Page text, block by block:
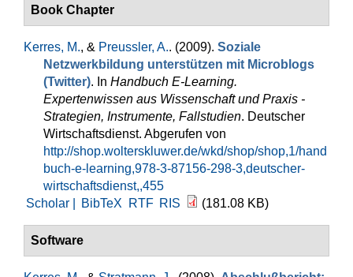
Book Chapter
Kerres, M., & Preussler, A.. (2009). Soziale
Netzwerkbildung unterstützen mit Microblogs
(Twitter). In Handbuch E-Learning.
Expertenwissen aus Wissenschaft und Praxis -
Strategien, Instrumente, Fallstudien. Deutscher
Wirtschaftsdienst. Abgerufen von
http://shop.wolterskluwer.de/wkd/shop/shop,1/hand
buch-e-learning,978-3-87156-298-3,deutscher-
wirtschaftsdienst,,455
Scholar |
BibTeX RTF RIS (181.08 KB)
Software